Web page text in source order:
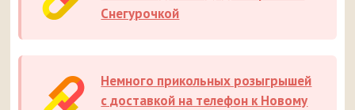
Снегурочкой
Немного прикольных розыгрышей
с доставкой на телефон к Новому